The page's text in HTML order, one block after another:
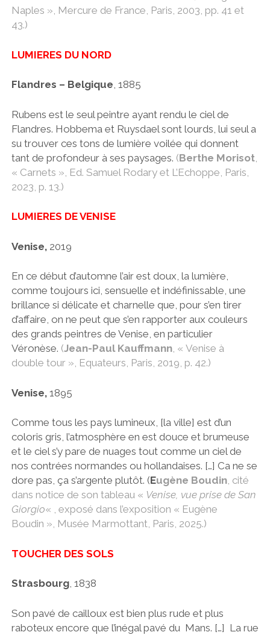
Naples », Mercure de France, Paris, 2003, pp. 41 et
43.)
LUMIERES DU NORD
Flandres – Belgique, 1885
Rubens est le seul peintre ayant rendu le ciel de
Flandres. Hobbema et Ruysdael sont lourds, lui seul a
su trouver ces tons de lumière voilée qui donnent
tant de profondeur à ses paysages. (Berthe Morisot,
« Carnets », Ed. Samuel Rodary et L’Echoppe, Paris,
2023, p. 13.)
LUMIERES DE VENISE
Venise, 2019
En ce début d’automne l’air est doux, la lumière,
comme toujours ici, sensuelle et indéfinissable, une
brillance si délicate et charnelle que, pour s’en tirer
d’affaire, on ne peut que s’en rapporter aux couleurs
des grands peintres de Venise, en particulier
Véronèse. (Jean-Paul Kauffmann, « Venise à
double tour », Equateurs, Paris, 2019, p. 42.)
Venise,1895
Comme tous les pays lumineux, [la ville] est d’un
coloris gris, l’atmosphère en est douce et brumeuse
et le ciel s’y pare de nuages tout comme un ciel de
nos contrées normandes ou hollandaises. […] Ca ne se
dore pas, ça s’argente plutôt. (Eugène Boudin, cité
dans notice de son tableau « Venise, vue prise de San
Giorgio« , exposé dans l’exposition « Eugène
Boudin », Musée Marmottant, Paris, 2025.)
TOUCHER DES SOLS
Strasbourg, 1838
Son pavé de cailloux est bien plus rude et plus
raboteux encore que l’inégal pavé du Mans. […] La rue